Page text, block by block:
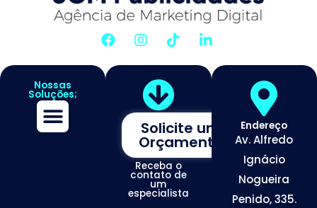
Nossas
Soluções;
Solicite um
Orçamento
Receba o
contato de
um
especialista
Endereço
Av. Alfredo
Ignácio
Nogueira
Penido, 335.